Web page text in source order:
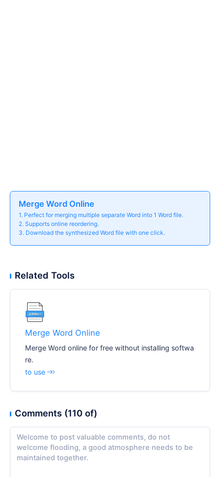
Merge Word Online
1. Perfect for merging multiple separate Word into 1 Word file.
2. Supports online reordering.
3. Download the synthesized Word file with one click.
Related Tools
Merge Word Online
Merge Word online for free without installing softwa
re.
to use
Comments (110 of)